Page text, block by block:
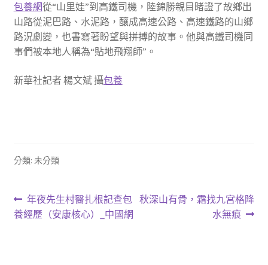
包養網從“山里娃”到高鐵司機，陸錦勝親目睹證了故鄉出
山路從泥巴路、水泥路，釀成高速公路、高速鐵路的山鄉
路況劇變，也書寫著盼望與拼搏的故事。他與高鐵司機同
事們被本地人稱為“貼地飛翔師”。
新華社記者 楊文斌 攝包養
分類: 未分類
文
章
上
一
年夜先生村醫扎根記查包
養經歷（安康核心）_中國網
下
秋深山有骨，霜找九宮格降
水無痕